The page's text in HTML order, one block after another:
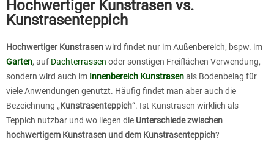
Hochwertiger Kunstrasen vs.
Kunstrasenteppich
Hochwertiger Kunstrasenwird findet nur im Außenbereich, bspw. im
Garten, auf Dachterrassen oder sonstigen Freiflächen Verwendung,
sondern wird auch im Innenbereich Kunstrasenals Bodenbelag für
viele Anwendungen genutzt. Häufig findet man aber auch die
Bezeichnung „Kunstrasenteppich“. Ist Kunstrasen wirklich als
Teppich nutzbar und wo liegen die Unterschiede zwischen
hochwertigem Kunstrasen und dem Kunstrasenteppich?